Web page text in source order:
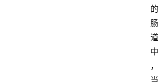
的
肠
道
中
，
当